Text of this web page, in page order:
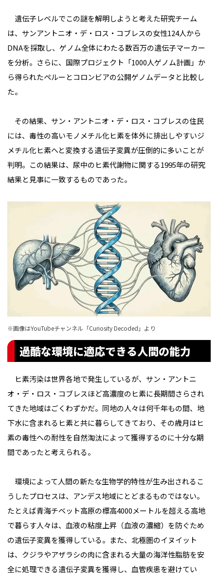
遺伝子レベルでこの謎を解明しようと考えた研究チーム
は、サンアントニオ・デ・ロス・コブレスの女性124人から
DNAを採取し、ゲノム全体にわたる数百万の遺伝子マーカー
を分析。さらに、国際プロジェクト「1000人ゲノム計画」か
ら得られたペルーとコロンビアの公開ゲノムデータと比較し
た。
その結果、サン・アントニオ・デ・ロス・コブレスの住民
には、毒性の高いモノメチル化ヒ素を体外に排出しやすいジ
メチル化ヒ素へと変換する遺伝子変異が圧倒的に多いことが
判明。この結果は、尿中のヒ素代謝物に関する1995年の研究
結果と見事に一致するものであった。
※画像はYouTubeチャンネル「Curiosity Decoded」より
過酷な環境に適応できる人間の能力
ヒ素汚染は世界各地で発生しているが、サン・アントニ
オ・デ・ロス・コブレスほど高濃度のヒ素に長期間さらされ
てきた地域はごくわずかだ。同地の人々は何千年もの間、地
下水に含まれるヒ素と共に暮らしてきており、その歳月はヒ
素の毒性への耐性を自然淘汰によって獲得するのに十分な期
間であったと考えられる。
環境によって人間の新たな生物学的特性が生み出されるこ
うしたプロセスは、アンデス地域にとどまるものではない。
たとえば青海チベット高原の標高4000メートルを超える高地
で暮らす人々は、血液の粘度上昇（血液の濃縮）を防ぐため
の遺伝子変異を獲得している。また、北極圏のイヌイット
は、クジラやアザラシの肉に含まれる大量の海洋性脂肪を安
全に処理できる遺伝子変異を獲得し、血管疾患を避けてい